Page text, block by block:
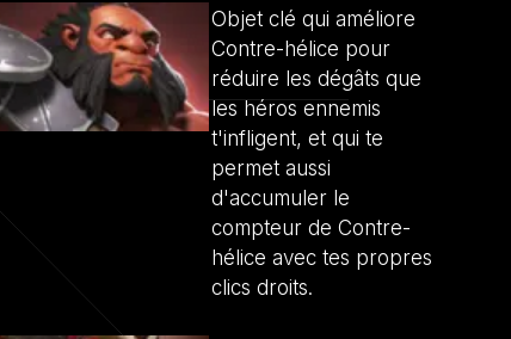
Objet clé qui améliore
Contre-hélice pour
réduire les dégâts que
les héros ennemis
t'infligent, et qui te
permet aussi
d'accumuler le
compteur de Contre-
hélice avec tes propres
clics droits.